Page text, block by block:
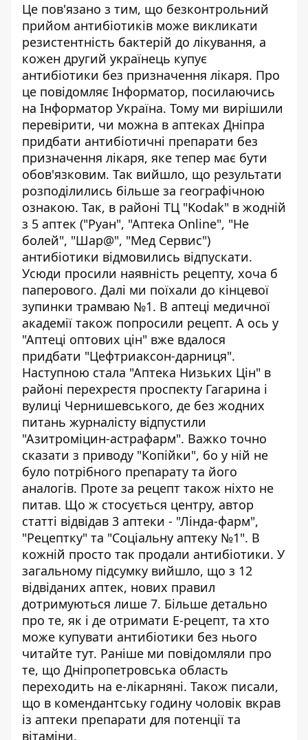
Це пов'язано з тим, що безконтрольний
прийом антибіотиків може викликати
резистентність бактерій до лікування, а
кожен другий українець купує
антибіотики без призначення лікаря. Про
це повідомляє Інформатор, посилаючись
на Інформатор Україна. Тому ми вирішили
перевірити, чи можна в аптеках Дніпра
придбати антибіотичні препарати без
призначення лікаря, яке тепер має бути
обов'язковим. Так вийшло, що результати
розподілились більше за географічною
ознакою. Так, в районі ТЦ "Kodak" в жодній
з 5 аптек ("Руан", "Аптека Online", "Не
болей", "Шар@", "Мед Сервис")
антибіотики відмовились відпускати.
Усюди просили наявність рецепту, хоча б
паперового. Далі ми поїхали до кінцевої
зупинки трамваю №1. В аптеці медичної
академії також попросили рецепт. А ось у
"Аптеці оптових цін" вже вдалося
придбати "Цефтриаксон-дарниця".
Наступною стала "Аптека Низьких Цін" в
районі перехрестя проспекту Гагарина і
вулиці Чернишевського, де без жодних
питань журналісту відпустили
"Азитроміцин-астрафарм". Важко точно
сказати з приводу "Копійки", бо у ній не
було потрібного препарату та його
аналогів. Проте за рецепт також ніхто не
питав. Що ж стосується центру, автор
статті відвідав 3 аптеки - "Лінда-фарм",
"Рецептку" та "Соціальну аптеку №1". В
кожній просто так продали антибіотики. У
загальному підсумку вийшло, що з 12
відвіданих аптек, нових правил
дотримуються лише 7. Більше детально
про те, як і де отримати Е-рецепт, та хто
може купувати антибіотики без нього
читайте тут. Раніше ми повідомляли про
те, що Дніпропетровська область
переходить на е-лікарняні. Також писали,
що в комендантську годину чоловік вкрав
із аптеки препарати для потенції та
вітаміни.